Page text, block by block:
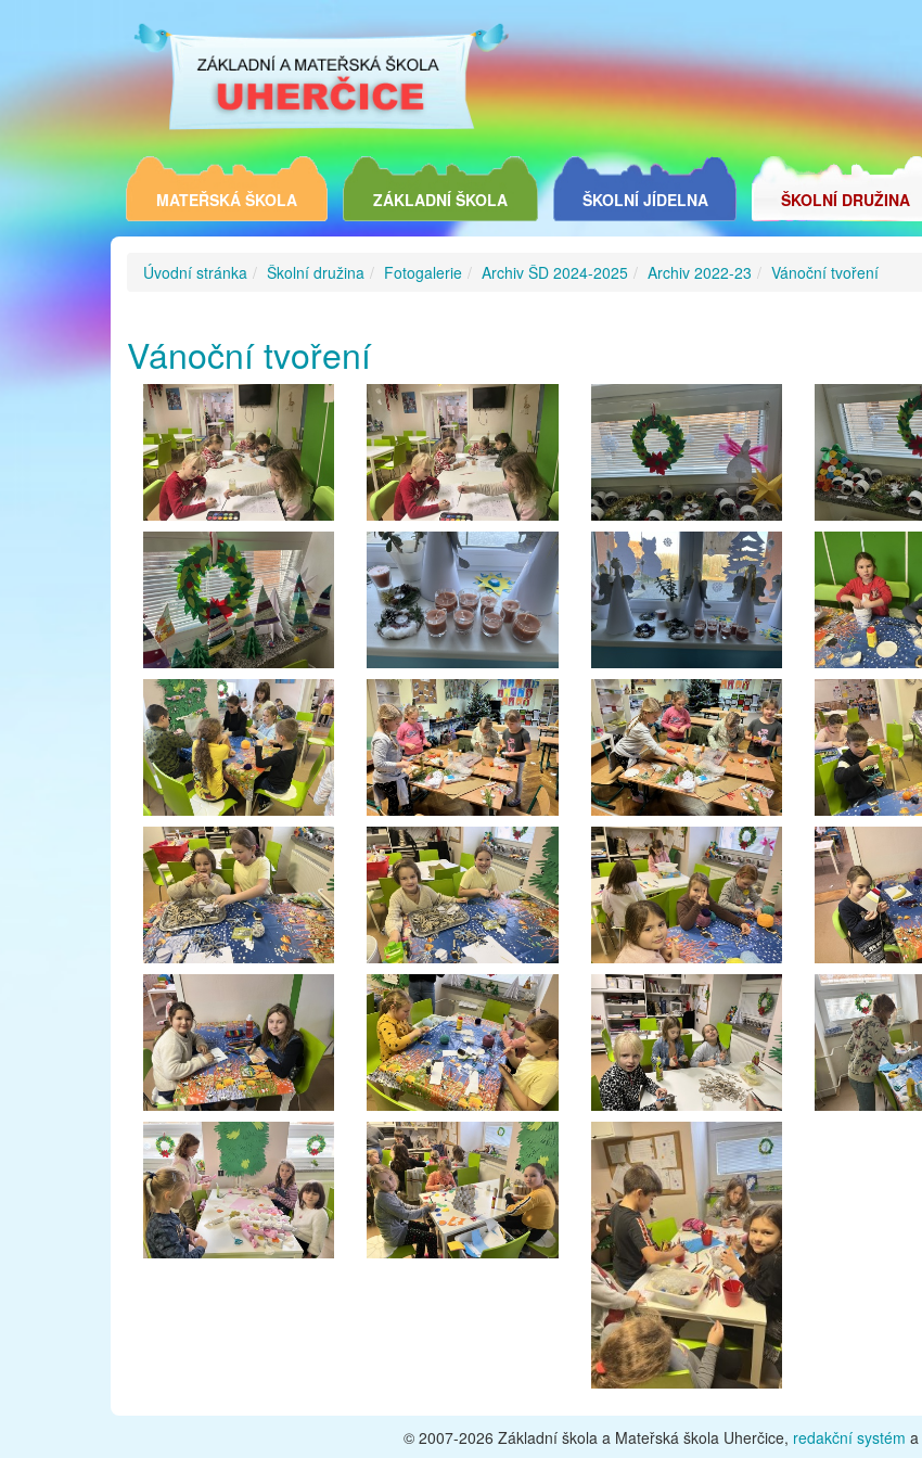
MATEŘSKÁ ŠKOLA ZÁKLADNÍ ŠKOLA ŠKOLNÍ JÍDELNA ŠKOLNÍ DRUŽINA
Úvodní stránka Školní družina Fotogalerie Archiv ŠD 2024-2025 Archiv 2022-23 Vánoční tvoření
Vánoční tvoření
© 2007-2026 Základní škola a Mateřská škola Uherčice, redakční systém a